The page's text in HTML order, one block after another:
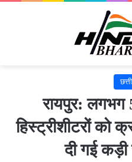
रायपुर: लगभग
हिस्ट्रीशीटरों को
दी गई